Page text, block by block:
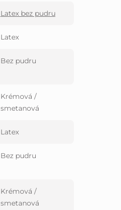
Latex bez pudru
Latex
Bez pudru
Krémová /
smetanová
Latex
Bez pudru
Krémová /
smetanová